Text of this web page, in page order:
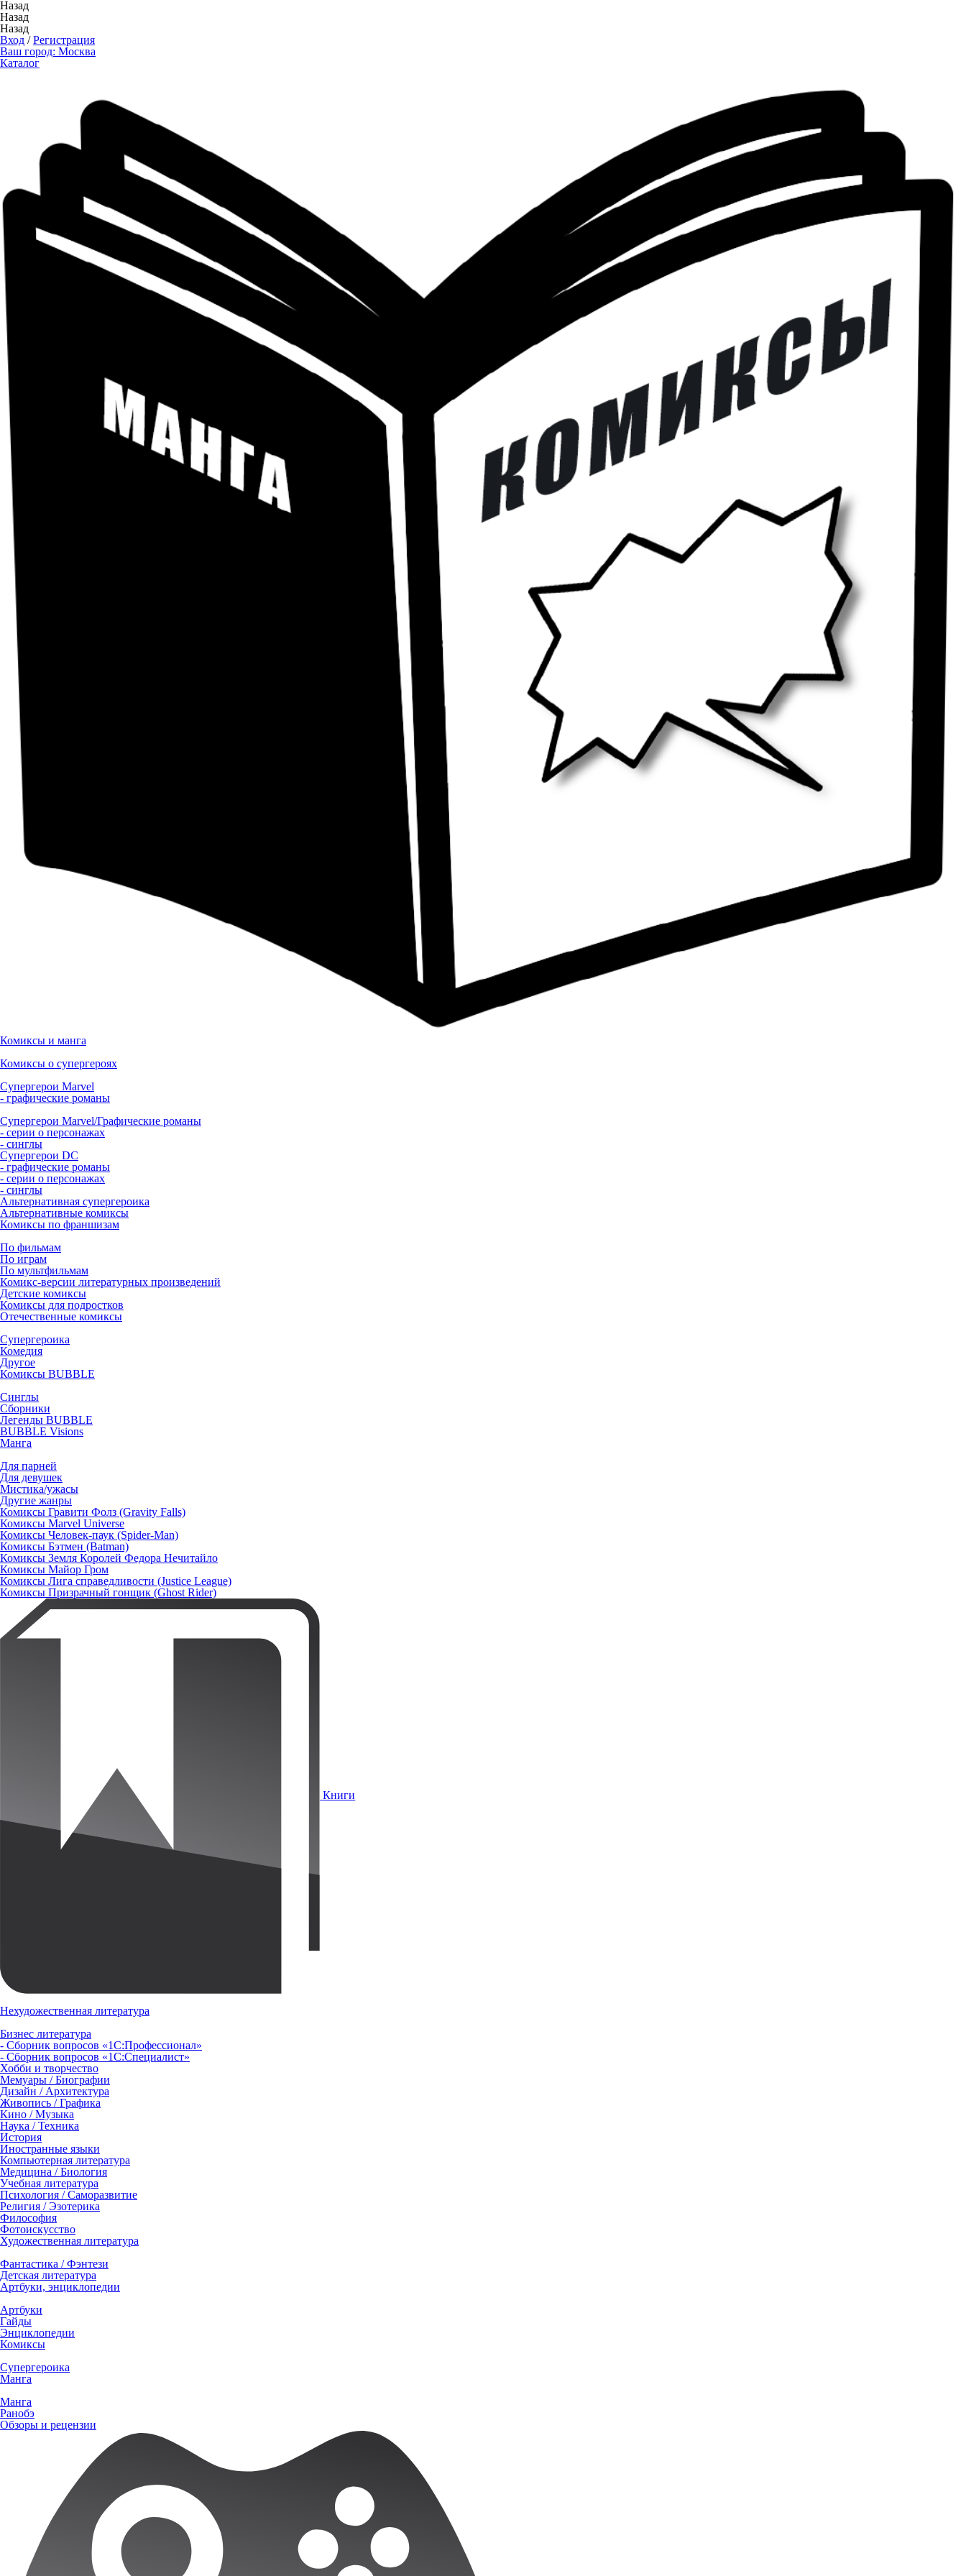
Назад
Назад
Назад
Вход /Регистрация
Ваш город: Москва
Каталог
Комиксы и манга
Комиксы о супергероях
Супергерои Marvel
- графические романы
Супергерои Marvel/Графические романы
- серии о персонажах
- синглы
Супергерои DC
- графические романы
- серии о персонажах
- синглы
Альтернативная супергероика
Альтернативные комиксы
Комиксы по франшизам
По фильмам
По играм
По мультфильмам
Комикс-версии литературных произведений
Детские комиксы
Комиксы для подростков
Отечественные комиксы
Супергероика
Комедия
Другое
Комиксы BUBBLE
Синглы
Сборники
Легенды BUBBLE
BUBBLE Visions
Манга
Для парней
Для девушек
Мистика/ужасы
Другие жанры
Комиксы Гравити Фолз (Gravity Falls)
Комиксы Marvel Universe
Комиксы Человек-паук (Spider-Man)
Комиксы Бэтмен (Batman)
Комиксы Земля Королей Федора Нечитайло
Комиксы Майор Гром
Комиксы Лига справедливости (Justice League)
Комиксы Призрачный гонщик (Ghost Rider)
Книги
Нехудожественная литература
Бизнес литература
- Сборник вопросов «1С:Профессионал»
- Сборник вопросов «1С:Специалист»
Хобби и творчество
Мемуары / Биографии
Дизайн / Архитектура
Живопись / Графика
Кино / Музыка
Наука / Техника
История
Иностранные языки
Компьютерная литература
Медицина / Биология
Учебная литература
Психология / Саморазвитие
Религия / Эзотерика
Философия
Фотоискусство
Художественная литература
Фантастика / Фэнтези
Детская литература
Артбуки, энциклопедии
Артбуки
Гайды
Энциклопедии
Комиксы
Супергероика
Манга
Манга
Ранобэ
Обзоры и рецензии